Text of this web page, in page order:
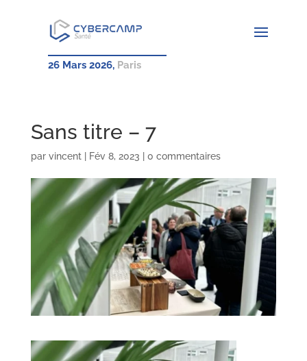
26 Mars 2026, Paris
Sans titre – 7
par vincent| Fév 8, 2023 0 commentaires